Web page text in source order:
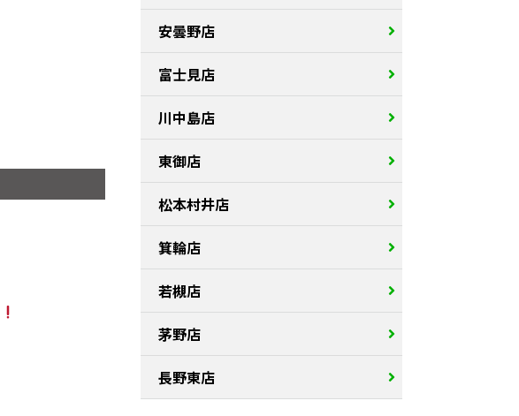
安曇野店
富士見店
川中島店
東御店
松本村井店
箕輪店
若槻店
茅野店
長野東店